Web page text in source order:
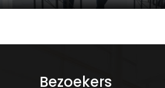
Bezoekers